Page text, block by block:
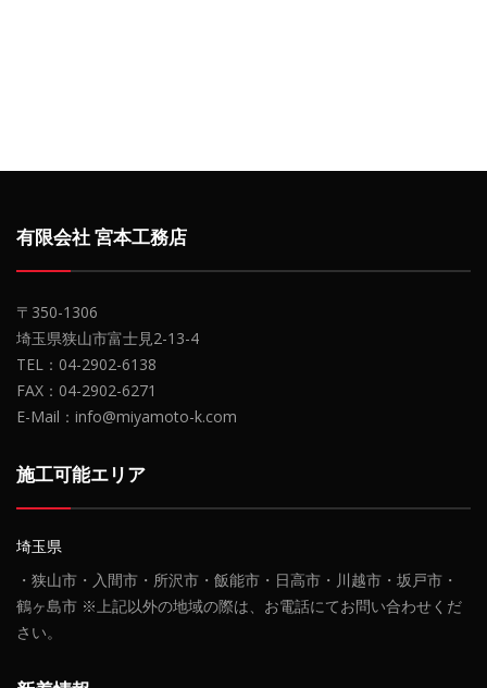
有限会社 宮本工務店
〒350-1306
埼玉県狭山市富士見2-13-4
TEL：04-2902-6138
FAX：04-2902-6271
E-Mail：info@miyamoto-k.com
施工可能エリア
埼玉県
・狭山市・入間市・所沢市・飯能市・日高市・川越市・坂戸市・
鶴ヶ島市 ※上記以外の地域の際は、お電話にてお問い合わせくだ
さい。